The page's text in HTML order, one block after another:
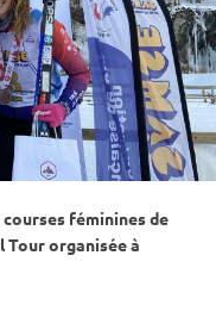
féminines de
Tour organisée à